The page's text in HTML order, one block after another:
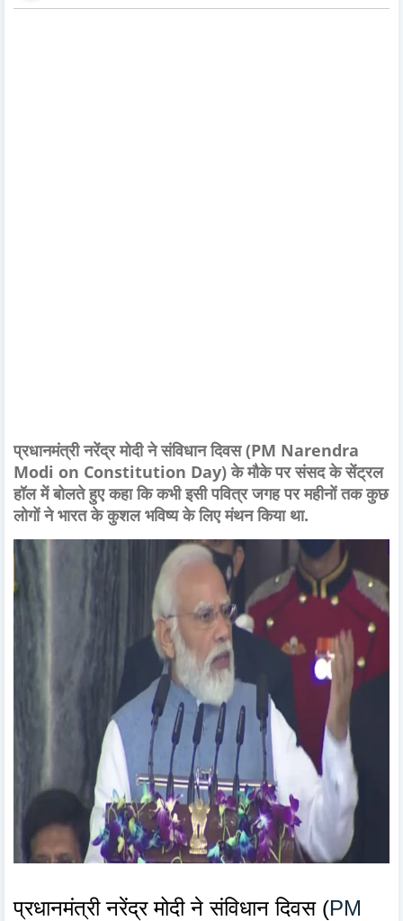
प्रधानमंत्री नरेंद्र मोदी ने संविधान दिवस (PM Narendra
Modi on Constitution Day) के मौके पर संसद के सेंट्रल
हॉल में बोलते हुए कहा कि कभी इसी पवित्र जगह पर महीनों तक कुछ
लोगों ने भारत के कुशल भविष्य के लिए मंथन किया था.
प्रधानमंत्री नरेंद्र मोदी ने संविधान दिवस (PM